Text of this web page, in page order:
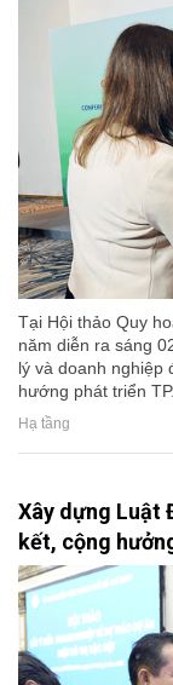
Tại Hội thảo Quy
năm diễn ra sáng
lý và doanh nghiệp
hướng phát triển
Hạ tầng
Xây dựng Luật
kết, cộng